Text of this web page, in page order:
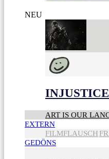
NEU
ART IS OUR
EXTERN
FILMFLAUSCH
GEDÖNS